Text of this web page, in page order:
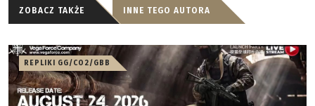
ZOBACZ TAKŻE INNE TEGO AUTORA
REPLIKI GG/CO2/GBB